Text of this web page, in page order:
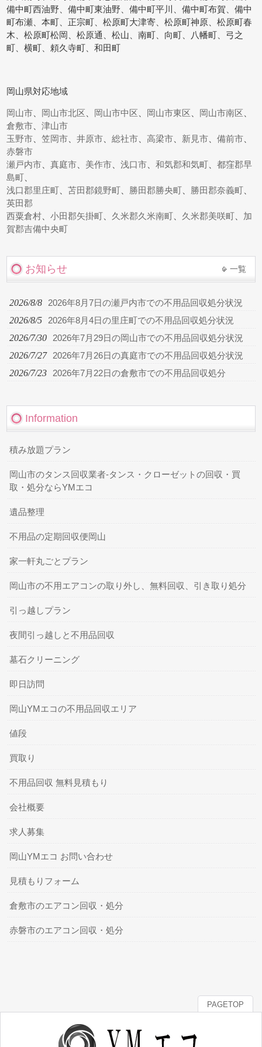
備中町西油野、備中町東油野、備中町平川、備中町布賀、備中
町布瀬、本町、正宗町、松原町大津寄、松原町神原、松原町春
木、松原町松岡、松原通、松山、南町、向町、八幡町、弓之
町、横町、頼久寺町、和田町
岡山県対応地域
岡山市 岡山市北区 岡山市中区 岡山市東区 岡山市南区
倉敷市 、津山市
玉野市 、笠岡市 、井原市 、総社市 、高梁市 新見市 、備前市
赤磐市
瀬戸内市 、真庭市 美作市 、浅口市 、和気郡和気町 、都窪郡早
島町
浅口郡里庄町 、苫田郡鏡野町 勝田郡勝央町 勝田郡奈義町
英田郡
西粟倉村 、小田郡矢掛町 久米郡久米南町 久米郡美咲町
加
賀郡吉備中央町
お知らせ 一覧
2026/8/8 2026年8月7日の瀬戸内市での不用品回収処分状況
2026/8/5 2026年8月4日の里庄町での不用品回収処分状況
2026/7/30 2026年7月29日の岡山市での不用品回収処分状況
2026/7/27 2026年7月26日の真庭市での不用品回収処分状況
2026/7/23 2026年7月22日の倉敷市での不用品回収処分
Information
積み放題プラン
岡山市のタンス回収業者-タンス・クローゼットの回収・買
取・処分ならYMエコ
遺品整理
不用品の定期回収便岡山
家一軒丸ごとプラン
岡山市の不用エアコンの取り外し、無料回収、引き取り処分
引っ越しプラン
夜間引っ越しと不用品回収
墓石クリーニング
即日訪問
岡山YMエコの不用品回収エリア
値段
買取り
不用品回収 無料見積もり
会社概要
求人募集
岡山YMエコ お問い合わせ
見積もりフォーム
倉敷市のエアコン回収・処分
赤磐市のエアコン回収・処分
PAGETOP